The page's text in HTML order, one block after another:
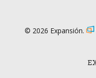
© 2026 Expansión.